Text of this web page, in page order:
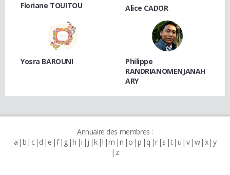
Floriane TOUITOU Alice CADOR
Yosra BAROUNI
Philippe
RANDRIANOMENJANAH
ARY
Annuaire des membres :
a b c d e f g h i j k l m n o p q r s t u v w x y
z